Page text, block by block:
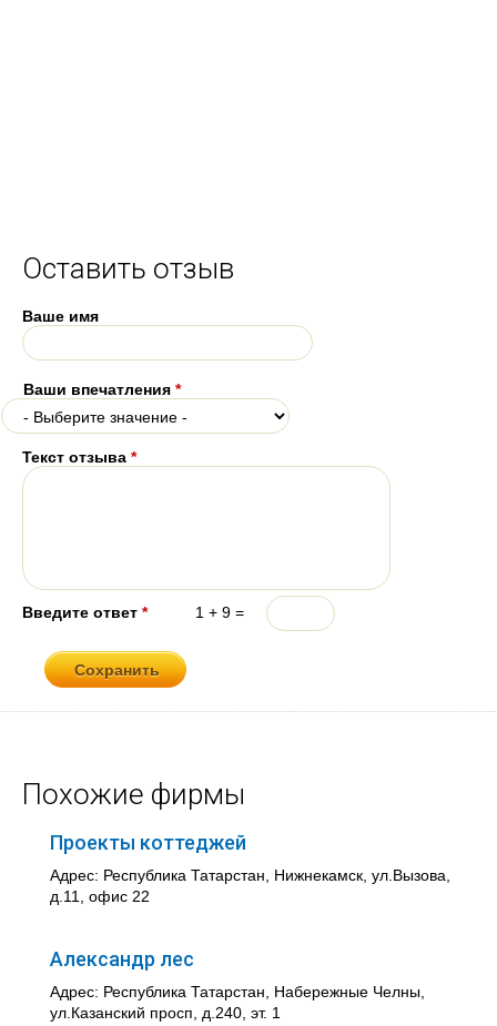
Оставить отзыв
Ваше имя
Ваши впечатления *
Текст отзыва *
Введите ответ * 1 + 9 =
Похожие фирмы
Проекты коттеджей
Адрес: Республика Татарстан, Нижнекамск, ул.Вызова,
д.11, офис 22
Александр лес
Адрес: Республика Татарстан, Набережные Челны,
ул.Казанский просп, д.240, эт. 1